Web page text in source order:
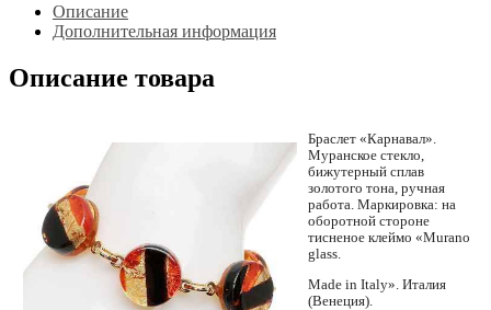
Описание
Дополнительная информация
Описание товара
Браслет «Карнавал».
Муранское стекло,
бижутерный сплав
золотого тона, ручная
работа. Маркировка: на
оборотной стороне
тисненое клеймо «Murano
glass.
Made in Italy». Италия
(Венеция).